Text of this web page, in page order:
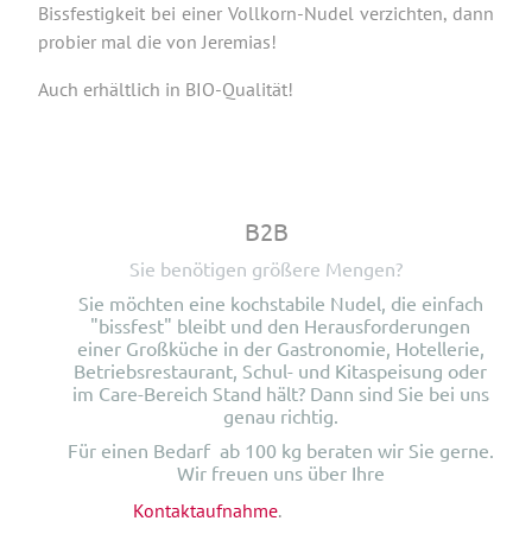
Bissfestigkeit bei einer Vollkorn-Nudel verzichten, dann
probier mal die von Jeremias!
Auch erhältlich in BIO-Qualität!
B2B
Sie benötigen größere Mengen?
Sie möchten eine kochstabile Nudel, die einfach
"bissfest" bleibt und den Herausforderungen
einer Großküche in der Gastronomie, Hotellerie,
Betriebsrestaurant, Schul- und Kitaspeisung oder
im Care-Bereich Stand hält? Dann sind Sie bei uns
genau richtig.
Für einen Bedarf ab 100 kg beraten wir Sie gerne.
Wir freuen uns über Ihre
Kontaktaufnahme.